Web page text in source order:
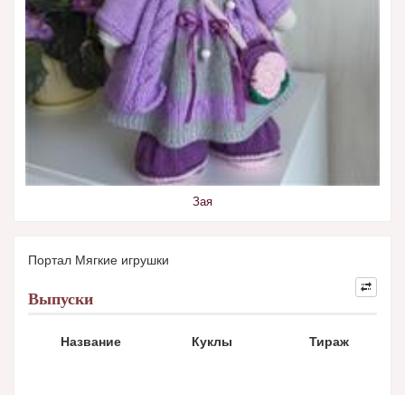
Зая
Портал Мягкие игрушки
Выпуски
Название Куклы Тираж